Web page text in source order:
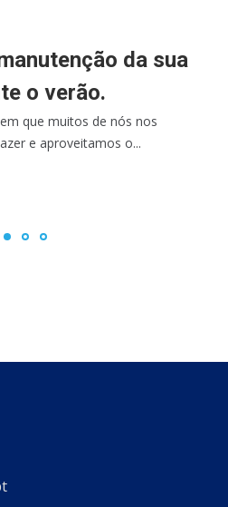
da sua
o verão.
que muitos de nós nos
e aproveitamos o...